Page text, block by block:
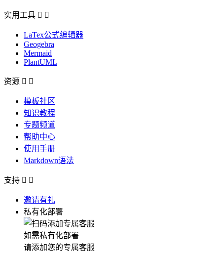
实用工具  
LaTex公式编辑器
Geogebra
Mermaid
PlantUML
资源  
模板社区
知识教程
专题频道
帮助中心
使用手册
Markdown语法
支持  
邀请有礼
私有化部署
如需私有化部署
请添加您的专属客服